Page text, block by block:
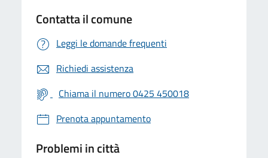
Contatta il comune
Leggi le domande frequenti
Richiedi assistenza
Chiama il numero 0425 450018
Prenota appuntamento
Problemi in città